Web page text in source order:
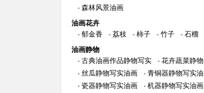
森林风景油画
油画花卉
郁金香
荔枝 柿子 竹子 石榴
油画静物
古典油画作品静物写实
花卉蔬菜静物
丝瓜静物写实油画
青铜器静物写实
瓷器静物写实油画
机器静物写实油画